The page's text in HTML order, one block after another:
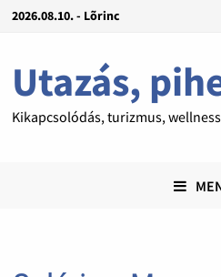
2026.08.10. - Lõrinc
Utazás,
Kikapcsolódás, turizmus, wellness